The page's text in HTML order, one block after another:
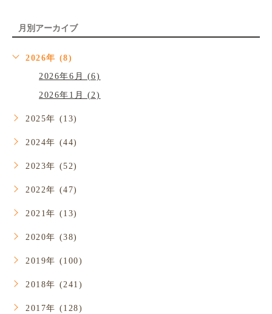
月別アーカイブ
2026年 (8)
2026年6月 (6)
2026年1月 (2)
2025年 (13)
2024年 (44)
2023年 (52)
2022年 (47)
2021年 (13)
2020年 (38)
2019年 (100)
2018年 (241)
2017年 (128)